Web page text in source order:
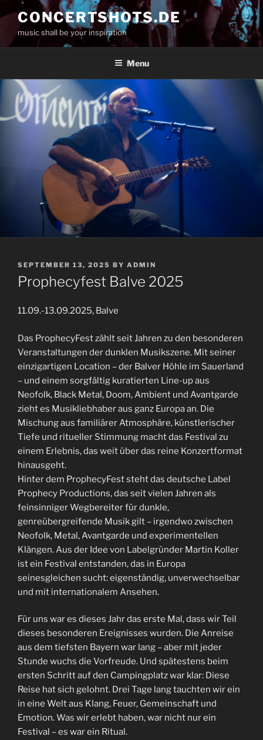
to
content
CONCERTSHOTS.DE
music shall be your inspiration
Menu
POSTED
ON
SEPTEMBER 13, 2025 BY ADMIN
Prophecyfest Balve 2025
11.09.-13.09.2025, Balve
Das ProphecyFest zählt seit Jahren zu den besonderen
Veranstaltungen der dunklen Musikszene. Mit seiner
einzigartigen Location – der Balver Höhle im Sauerland
– und einem sorgfältig kuratierten Line-up aus
Neofolk, Black Metal, Doom, Ambient und Avantgarde
zieht es Musikliebhaber aus ganz Europa an. Die
Mischung aus familiärer Atmosphäre, künstlerischer
Tiefe und ritueller Stimmung macht das Festival zu
einem Erlebnis, das weit über das reine Konzertformat
hinausgeht.
Hinter dem ProphecyFest steht das deutsche Label
Prophecy Productions, das seit vielen Jahren als
feinsinniger Wegbereiter für dunkle,
genreübergreifende Musik gilt – irgendwo zwischen
Neofolk, Metal, Avantgarde und experimentellen
Klängen. Aus der Idee von Labelgründer Martin Koller
ist ein Festival entstanden, das in Europa
seinesgleichen sucht: eigenständig, unverwechselbar
und mit internationalem Ansehen.
Für uns war es dieses Jahr das erste Mal, dass wir Teil
dieses besonderen Ereignisses wurden. Die Anreise
aus dem tiefsten Bayern war lang – aber mit jeder
Stunde wuchs die Vorfreude. Und spätestens beim
ersten Schritt auf den Campingplatz war klar: Diese
Reise hat sich gelohnt. Drei Tage lang tauchten wir ein
in eine Welt aus Klang, Feuer, Gemeinschaft und
Emotion. Was wir erlebt haben, war nicht nur ein
Festival – es war ein Ritual.